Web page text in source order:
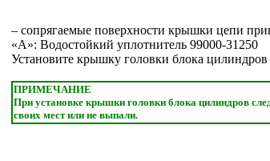
– сопрягаемые поверхности крышки цепи
«A»: Водостойкий уплотнитель 99000-31250
Установите крышку головки блока
ПРИМЕЧАНИЕ
При установке крышки головки блока цилиндров
своих мест или не выпали.